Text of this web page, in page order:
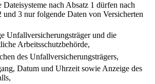
Dateisysteme nach Absatz 1 dürfen nach
und 3 nur folgende Daten von Versicherten
Unfallversicherungsträger und die
Arbeitsschutzbehörde,
des Unfallversicherungsträgers,
Datum und Uhrzeit sowie Anzeige des